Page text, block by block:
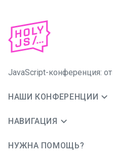
JavaScript-конференция:
НАШИ КОНФЕРЕНЦИИ
НАВИГАЦИЯ
НУЖНА ПОМОЩЬ?